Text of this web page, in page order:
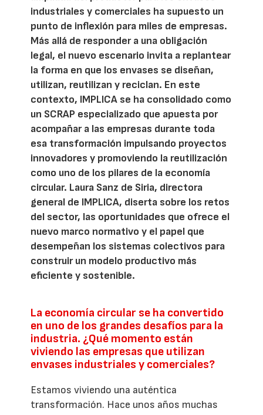
industriales y comerciales ha supuesto un
punto de inflexión para miles de empresas.
Más allá de responder a una obligación
legal, el nuevo escenario invita a replantear
la forma en que los envases se diseñan,
utilizan, reutilizan y reciclan. En este
contexto, IMPLICA se ha consolidado como
un SCRAP especializado que apuesta por
acompañar a las empresas durante toda
esa transformación impulsando proyectos
innovadores y promoviendo la reutilización
como uno de los pilares de la economía
circular. Laura Sanz de Siria, directora
general de IMPLICA, diserta sobre los retos
del sector, las oportunidades que ofrece el
nuevo marco normativo y el papel que
desempeñan los sistemas colectivos para
construir un modelo productivo más
eficiente y sostenible.
La economía circular se ha convertido
en uno de los grandes desafíos para la
industria. ¿Qué momento están
viviendo las empresas que utilizan
envases industriales y comerciales?
Estamos viviendo una auténtica
transformación. Hace unos años muchas